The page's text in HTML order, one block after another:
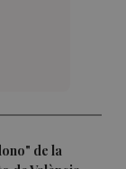
de la